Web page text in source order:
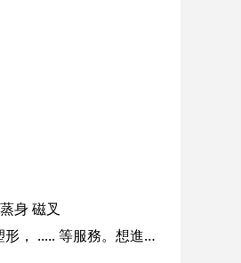
身磁叉
本店主要提供 "藏藥薰蒸" 理療，香薰推拿，穴位按摩，面部美容護理，健康瘦身，豐胸塑形， ..... 等服務。想進一步了解我們的養生療程，請致電查詢或預約體驗。